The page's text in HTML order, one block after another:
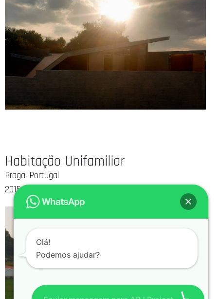
Habitação Unifamiliar
Braga, Portugal
2015
Olá!
Podemos ajudar?